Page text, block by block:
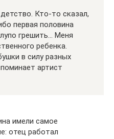
Кто-то сказал,
первая половина
грешить… Меня
ребенка.
в силу разных
артист
имели самое
отец работал